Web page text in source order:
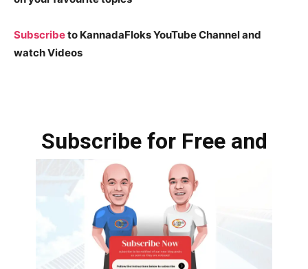
Subscribeto KannadaFloks YouTube Channel and
watch Videos
Subscribe for Free and